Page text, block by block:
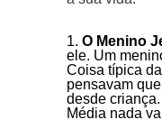
O Menino
ele. Um
Coisa típica
pensavam
desde
Média nada